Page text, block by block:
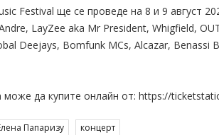
Festival ще се проведе на 8 и 9 август
LayZee aka Mr President, Whigfield,
Deejays, Bomfunk MCs, Alcazar,
може да купите онлайн от: https://
Папаризу концерт